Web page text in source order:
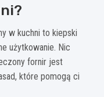
w kuchni to kiepski
użytkowanie. Nic
fornir jest
które pomogą ci